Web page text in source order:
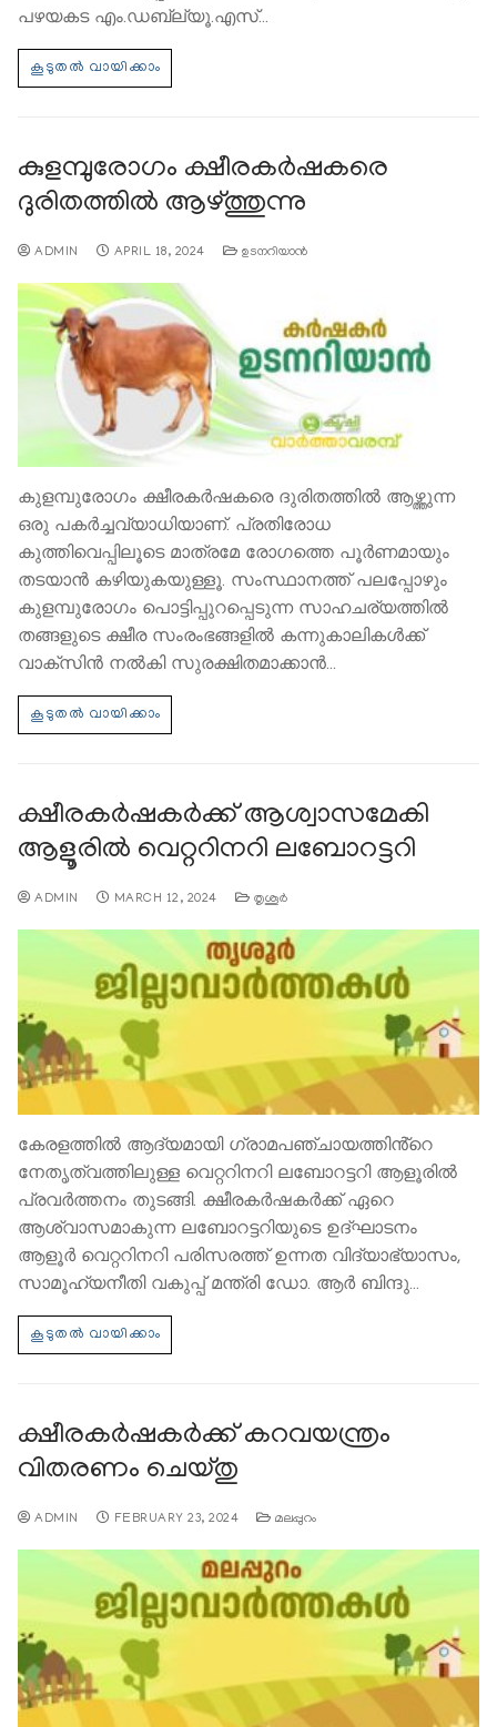
പഴയകട എം.ഡബ്ല്യൂ.എസ്…
കുളമ്പുരോഗം ക്ഷീരകര്‍ഷകരെ
ദുരിതത്തില്‍ ആഴ്ത്തുന്നു
ADMIN APRIL 18, 2024 ഉടനറിയാന്‍
കുളമ്പുരോഗം ക്ഷീരകര്‍ഷകരെ ദുരിതത്തില്‍ ആഴ്ത്തുന്ന
ഒരു പകര്‍ച്ചവ്യാധിയാണ്. പ്രതിരോധ
കുത്തിവെപ്പിലൂടെ മാത്രമേ രോഗത്തെ പൂര്‍ണമായും
തടയാന്‍ കഴിയുകയുള്ളൂ. സംസ്ഥാനത്ത് പലപ്പോഴും
കുളമ്പുരോഗം പൊട്ടിപ്പുറപ്പെടുന്ന സാഹചര്യത്തില്‍
തങ്ങളുടെ ക്ഷീര സംരംഭങ്ങളില്‍ കന്നുകാലികള്‍ക്ക്
വാക്സിന്‍ നല്‍കി സുരക്ഷിതമാക്കാന്‍…
ക്ഷീരകർഷകർക്ക് ആശ്വാസമേകി
ആളൂരിൽ വെറ്ററിനറി ലബോറട്ടറി
ADMIN MARCH 12, 2024 തൃശൂര്‍
കേരളത്തിൽ ആദ്യമായി ഗ്രാമപഞ്ചായത്തിൻ്റെ
നേതൃത്വത്തിലുള്ള വെറ്ററിനറി ലബോറട്ടറി ആളൂരിൽ
പ്രവർത്തനം തുടങ്ങി. ക്ഷീരകർഷകർക്ക് ഏറെ
ആശ്വാസമാകുന്ന ലബോറട്ടറിയുടെ ഉദ്ഘാടനം
ആളൂർ വെറ്ററിനറി പരിസരത്ത് ഉന്നത വിദ്യാഭ്യാസം,
സാമൂഹ്യനീതി വകുപ്പ് മന്ത്രി ഡോ. ആർ ബിന്ദു…
ക്ഷീരകർഷകർക്ക് കറവയന്ത്രം
വിതരണം ചെയ്തു
ADMIN FEBRUARY 23, 2024 മലപ്പുറം